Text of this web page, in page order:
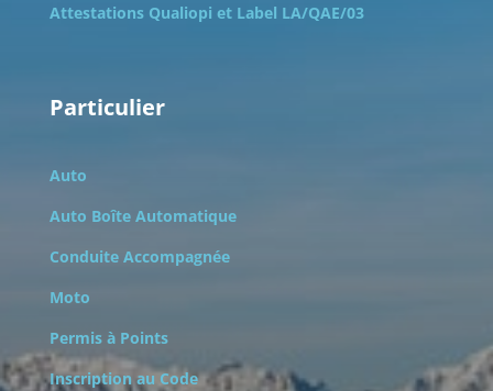
Attestations Qualiopi et Label LA/QAE/03
Particulier
Auto
Auto Boîte Automatique
Conduite Accompagnée
Moto
Permis à Points
Inscription au Code